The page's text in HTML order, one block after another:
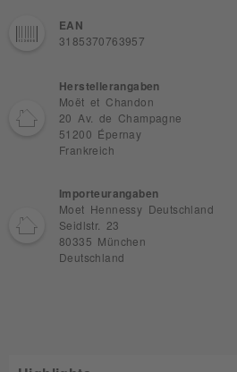
EAN
3185370763957
Herstellerangaben
Moët et Chandon
20 Av. de Champagne
51200 Épernay
Frankreich
Importeurangaben
Moet Hennessy Deutschland
Seidlstr. 23
80335 München
Deutschland